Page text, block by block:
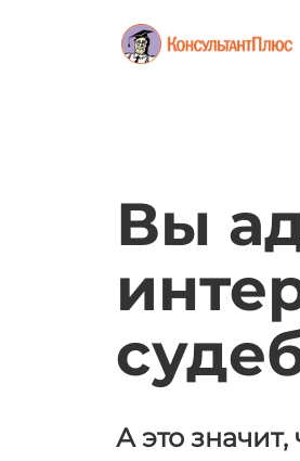
Вы
А это значит,